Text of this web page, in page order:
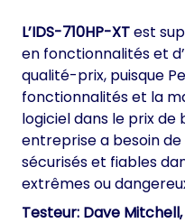
L’IDS-710HP-XTest
en fonctionnalités et
qualité-prix, puisque
fonctionnalités et la
logiciel dans le prix de
entreprise a besoin de
sécurisés et fiables
extrêmes ou
Testeur: Dave